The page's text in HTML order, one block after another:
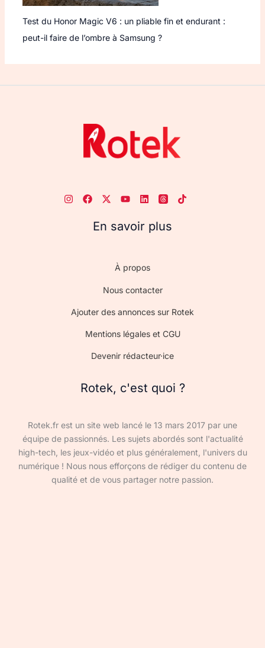
Test du Honor Magic V6 : un pliable fin et endurant :
peut-il faire de l’ombre à Samsung ?
En savoir plus
À propos
Nous contacter
Ajouter des annonces sur Rotek
Mentions légales et CGU
Devenir rédacteur·ice
Rotek, c'est quoi ?
Rotek.fr est un site web lancé le 13 mars 2017 par une
équipe de passionnés. Les sujets abordés sont l'actualité
high-tech, les jeux-vidéo et plus généralement, l'univers du
numérique ! Nous nous efforçons de rédiger du contenu de
qualité et de vous partager notre passion.